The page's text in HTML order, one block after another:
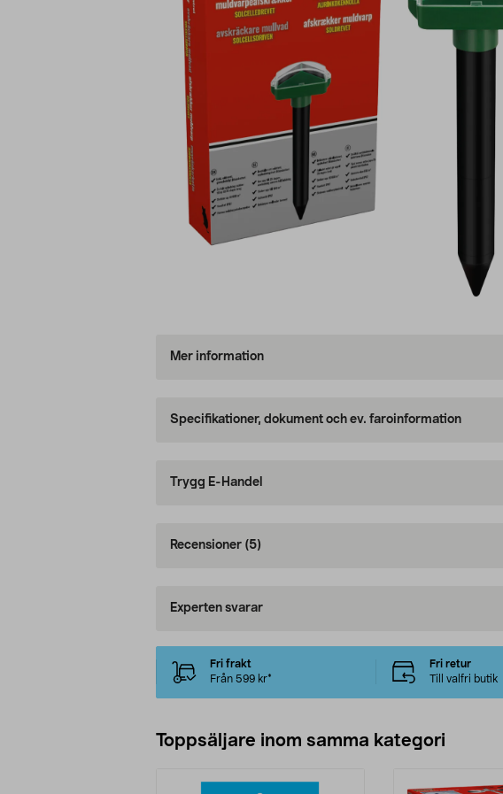
Mer information
Specifikationer, dokument och ev. faroinformation
Trygg E-Handel
Recensioner (5)
Experten svarar
Fri frakt
Från 599 kr*
Fri retur
Till valfri butik
Toppsäljare inom samma kategori